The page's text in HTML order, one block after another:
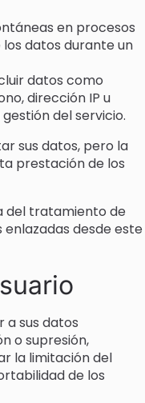
en procesos
datos durante un
datos como
dirección IP u
del servicio.
sus datos, pero la
prestación de los
del tratamiento de
desde este
a sus datos
o supresión,
la limitación del
de los